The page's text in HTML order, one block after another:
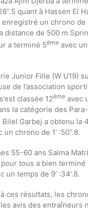
quant à Hassen El
enregistré un chrono de
distance de 500 m
a terminé 5ème avec
Junior Fille (W U19)
de l’association
classée 12ème avec
la catégorie des
Bilel Garbej a obtenu la
chrono de 1’ :50’’.8.
55-60 ans Salma
tous a bien terminé
un temps de 9’ :34’.8.
ces résultats, les
avis des entraîneurs